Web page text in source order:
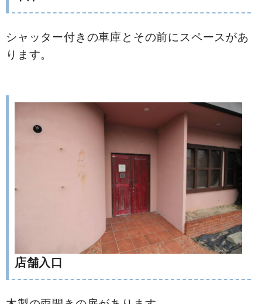
シャッター付きの車庫とその前にスペースがあ
ります。
店舗入口